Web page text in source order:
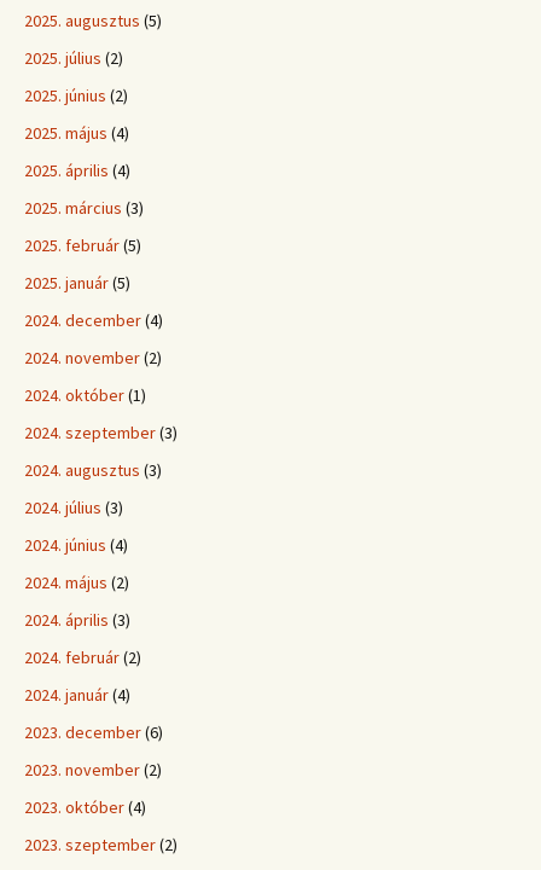
2025. augusztus (5)
2025. július (2)
2025. június (2)
2025. május (4)
2025. április (4)
2025. március (3)
2025. február(5)
2025. január(5)
2024. december(4)
2024. november(2)
2024. október(1)
2024. szeptember(3)
2024. augusztus (3)
2024. július (3)
2024. június (4)
2024. május (2)
2024. április (3)
2024. február(2)
2024. január(4)
2023. december(6)
2023. november(2)
2023. október(4)
2023. szeptember(2)